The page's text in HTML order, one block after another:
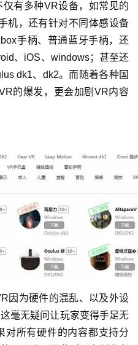
有多种VR设备，如常见的
机，还有针对不同体感设备
手柄、普通蓝牙手柄，还
、iOS、windows；甚至还
dk1、dk2。而随着各种国
的爆发，更会加剧VR内容
因为硬件的混乱、以及外设
毫无疑问让玩家变得手足无
对所有硬件的内容都支持分